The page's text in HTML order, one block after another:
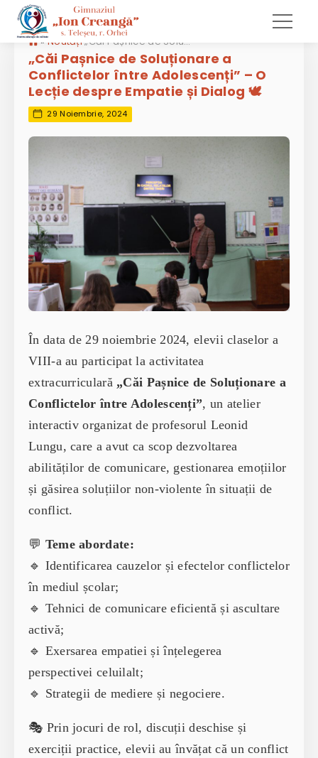
»Noutăți „Căi Pașnice de Soluționare a Conflictelor între Adolescenți” – O Lecție despre Empatie și Dialog 🕊️
„Căi Pașnice de Soluționare a
Conflictelor între Adolescenți” – O
Lecție despre Empatie și Dialog 🕊️
29 Noiembrie, 2024
În data de 29 noiembrie 2024, elevii claselor a
VIII-a au participat la activitatea
extracurriculară „Căi Pașnice de Soluționare a
Conflictelor între Adolescenți”, un atelier
interactiv organizat de profesorul Leonid
Lungu, care a avut ca scop dezvoltarea
abilităților de comunicare, gestionarea emoțiilor
și găsirea soluțiilor non-violente în situații de
conflict.
💬 Teme abordate:
🔹 Identificarea cauzelor și efectelor conflictelor
în mediul școlar;
🔹 Tehnici de comunicare eficientă și ascultare
activă;
🔹 Exersarea empatiei și înțelegerea
perspectivei celuilalt;
🔹 Strategii de mediere și negociere.
🎭 Prin jocuri de rol, discuții deschise și
exerciții practice, elevii au învățat că un conflict